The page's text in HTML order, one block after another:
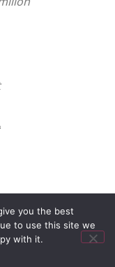
reserved.
you the best
to use this site we
with it.